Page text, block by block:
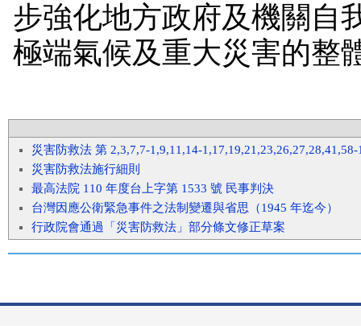
步強化地方政府及機關自
極端氣候及重大災害的整
災害防救法 第 2,3,7,7-1,9,11,14-1,17,19,21,23,26,27,28,41,58-
災害防救法施行細則
最高法院 110 年度台上字第 1533 號 民事判決
台灣因應公衛緊急事件之法制變遷與省思（1945 年迄今）
行政院會通過「災害防救法」部分條文修正草案